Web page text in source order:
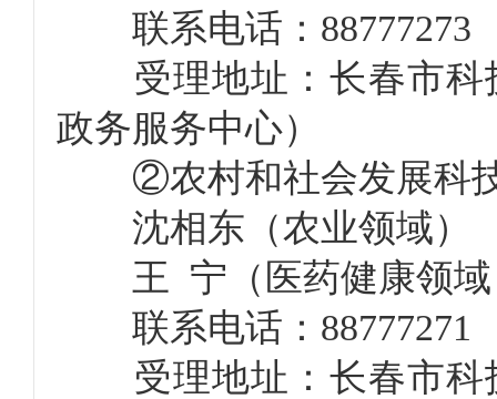
联系电话：88777273
受理地址：长春市科技
政务服务中心）
②农村和社会发展科
沈相东（农业领域）
王 宁（医药健康领域
联系电话：88777271
受理地址：长春市科技